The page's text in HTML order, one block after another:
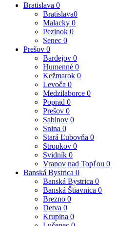
Bratislava 0
Bratislava0
Malacky 0
Pezinok 0
Senec 0
Prešov 0
Bardejov 0
Humenné 0
Kežmarok 0
Levoča 0
Medzilaborce 0
Poprad 0
Prešov 0
Sabinov 0
Snina 0
Stará Ľubovňa 0
Stropkov 0
Svidník 0
Vranov nad Topľou 0
Banská Bystrica 0
Banská Bystrica 0
Banská Štiavnica 0
Brezno 0
Detva 0
Krupina 0